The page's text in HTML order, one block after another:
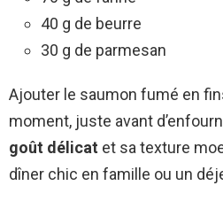
40 g de beurre
30 g de parmesan
Ajouter le saumon fumé en
moment, juste avant
goût délicat et sa texture
dîner chic en famille ou un